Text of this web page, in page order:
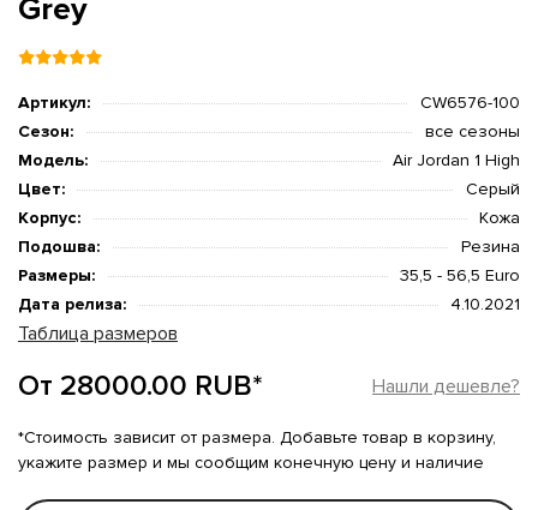
Grey
Артикул:
CW6576-100
Сезон:
все сезоны
Модель:
Air Jordan 1 High
Цвет:
Серый
Корпус:
Кожа
Подошва:
Резина
Размеры:
35,5 - 56,5 Euro
Дата релиза:
4.10.2021
Таблица размеров
От 28000.00 RUB* Нашли дешевле?
*Стоимость зависит от размера. Добавьте товар в корзину,
укажите размер и мы сообщим конечную цену и наличие